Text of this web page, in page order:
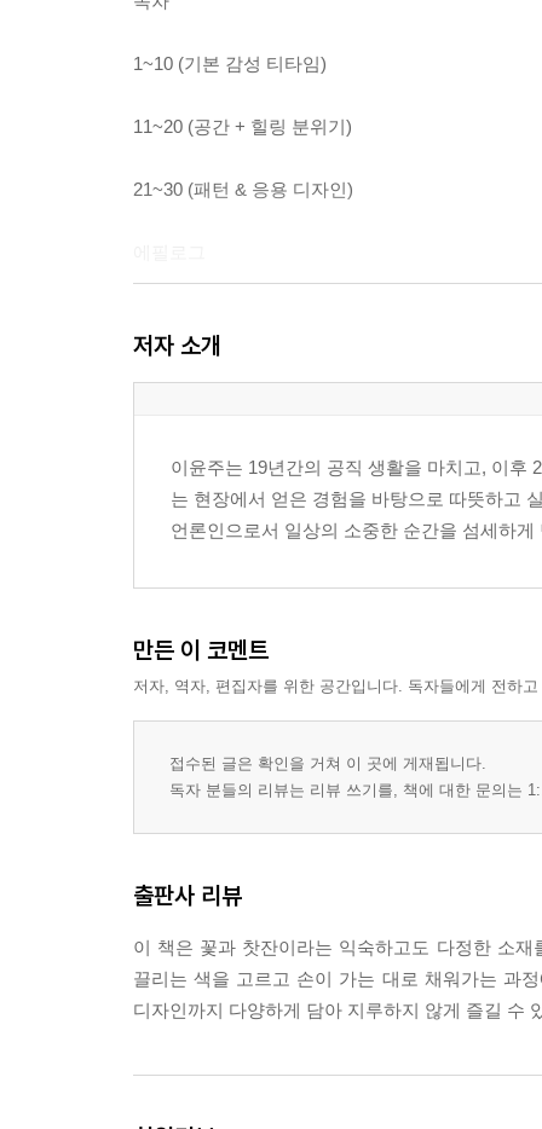
1~10 (기본 감성 티타임)
11~20 (공간 + 힐링 분위기)
21~30 (패턴 & 응용 디자인)
저자 소개
이윤주는 19년간의 공직 생활을 마치고, 이후
는 현장에서 얻은 경험을 바탕으로 따뜻하고
언론인으로서 일상의 소중한 순간을 섬세하
만든 이 코멘트
저자, 역자, 편집자를 위한 공간입니다. 독자들에게 전하
접수된 글은 확인을 거쳐 이 곳에 게재됩니다.
독자 분들의 리뷰는 리뷰 쓰기를, 책에 대한 문의는
출판사 리뷰
이 책은 꽃과 찻잔이라는 익숙하고도 다정한 소
끌리는 색을 고르고 손이 가는 대로 채워가는 과
디자인까지 다양하게 담아 지루하지 않게 즐길 수